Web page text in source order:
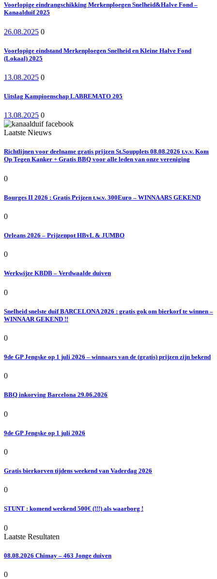
Voorlopige eindrangschikking Merkenploegen Snelheid&Halve Fond –
Kanaalduif 2025
26.08.2025 0
Voorlopige eindstand Merkenploegen Snelheid en Kleine Halve Fond
(Lokaal) 2025
13.08.2025 0
Uitslag Kampioenschap LABREMATO 205
13.08.2025 0
Laatste Nieuws
Richtlijnen voor deelname gratis prijzen St.Soupplets 08.08.2026 t.v.v. Kom
Op Tegen Kanker + Gratis BBQ voor alle leden van onze vereniging
0
Bourges II 2026 : Gratis Prijzen t.w.v. 300Euro – WINNAARS GEKEND
0
Orleans 2026 – Prijzenpot HBvL & JUMBO
0
Werkwijze KBDB – Verdwaalde duiven
0
Snelheid snelste duif BARCELONA 2026 : gratis gok om bierkorf te winnen –
WINNAAR GEKEND !!
0
9de GP Jengske op 1 juli 2026 – winnaars van de (gratis) prijzen zijn bekend
0
BBQ inkorving Barcelona 29.06.2026
0
9de GP Jengske op 1 juli 2026
0
Gratis bierkorven tijdens weekend van Vaderdag 2026
0
STUNT : komend weekend 500€ (!!!) als waarborg !
0
Laatste Resultaten
08.08.2026 Chimay – 463 Jonge duiven
0